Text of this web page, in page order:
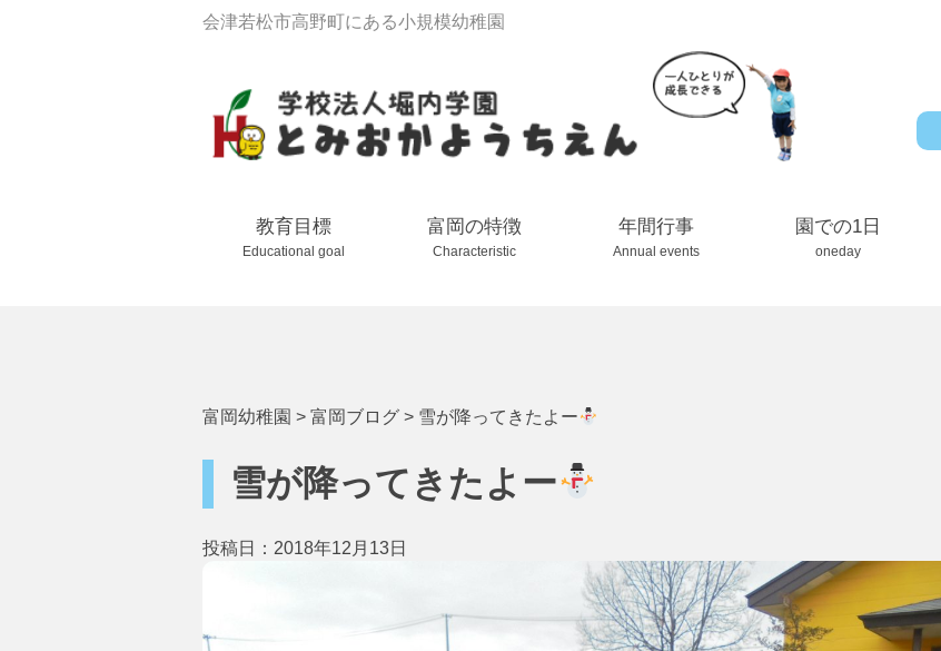
会津若松市高野町にある小規模幼稚園
教育目標
Educational goal
富岡の特徴
Characteristic
年間行事
Annual events
園での1日
oneday
富岡幼稚園 > 富岡ブログ > 雪が降ってきたよー
雪が降ってきたよー
投稿日：2018年12月13日